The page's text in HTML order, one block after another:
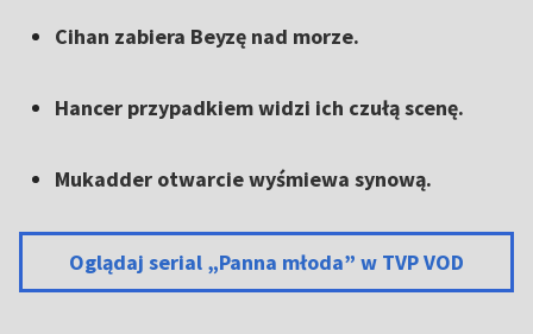
Cihan zabiera Beyzę nad morze.
Hancer przypadkiem widzi ich czułą scenę.
Mukadder otwarcie wyśmiewa synową.
Oglądaj serial „Panna młoda” w TVP VOD